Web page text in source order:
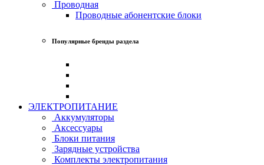
Проводная
Проводные абонентские блоки
Популярные бренды раздела
ЭЛЕКТРОПИТАНИЕ
Аккумуляторы
Аксессуары
Блоки питания
Зарядные устройства
Комплекты электропитания